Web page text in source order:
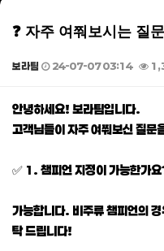
❓ 자주 여쭤보시는 질
보라팀 24-07-07 03:14
본문
안녕하세요! 보라팀입니다.
고객님들이 자주 여쭤보신 질
✅ 1. 챔피언 지정이 가능한가
가능합니다. 비주류 챔피언의
탁 드립니다!